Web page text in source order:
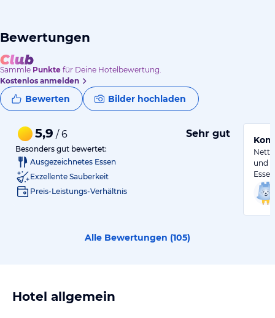
Bewertungen
Sammle Punkte für Deine Hotelbewertung.
Kostenlos anmelden
Bewerten Bilder hochladen
5,9 / 6 Sehr gut
Besonders gut bewertet:
Ausgezeichnetes Essen
Exzellente Sauberkeit
Preis-Leistungs-Verhältnis
und
Alle Bewertungen (105)
Hotel allgemein